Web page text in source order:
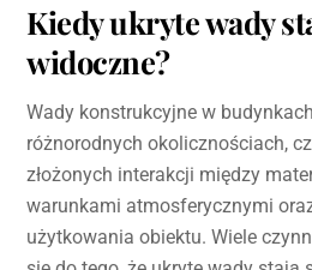
Kiedy ukryte wady
widoczne?
Wady konstrukcyjne w
różnorodnych okolicznościach,
złożonych interakcji między
warunkami atmosferycznymi
użytkowania obiektu. Wiele